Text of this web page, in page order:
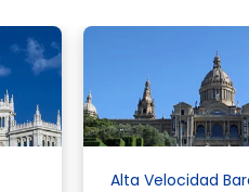
Alta Velocidad